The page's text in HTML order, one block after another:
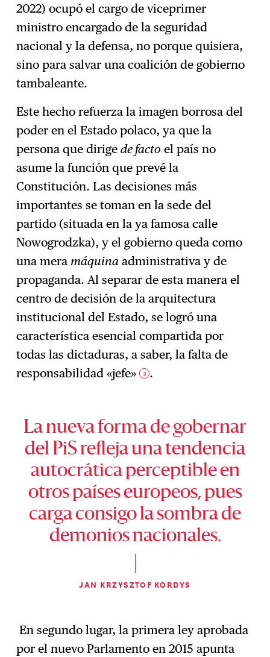
2022) ocupó el cargo de viceprimer
ministro encargado de la seguridad
nacional y la defensa, no porque quisiera,
sino para salvar una coalición de gobierno
tambaleante.
Este hecho refuerza la imagen borrosa del
poder en el Estado polaco, ya que la
persona que dirigede facto el país no
asume la función que prevé la
Constitución. Las decisiones más
importantes se toman en la sede del
partido (situada en la ya famosa calle
Nowogrodzka), y el gobierno queda como
una mera máquina administrativa y de
propaganda. Al separar de esta manera el
centro de decisión de la arquitectura
institucional del Estado, se logró una
característica esencial compartida por
todas las dictaduras, a saber, la falta de
responsabilidad «jefe» 3 .
La nueva forma de gobernar
del PiS refleja una tendencia
autocrática perceptible en
otros países europeos, pues
carga consigo la sombra de
demonios nacionales.
JAN KRZYSZTOF KORDYS
En segundo lugar, la primera ley aprobada
por el nuevo Parlamento en 2015 apunta